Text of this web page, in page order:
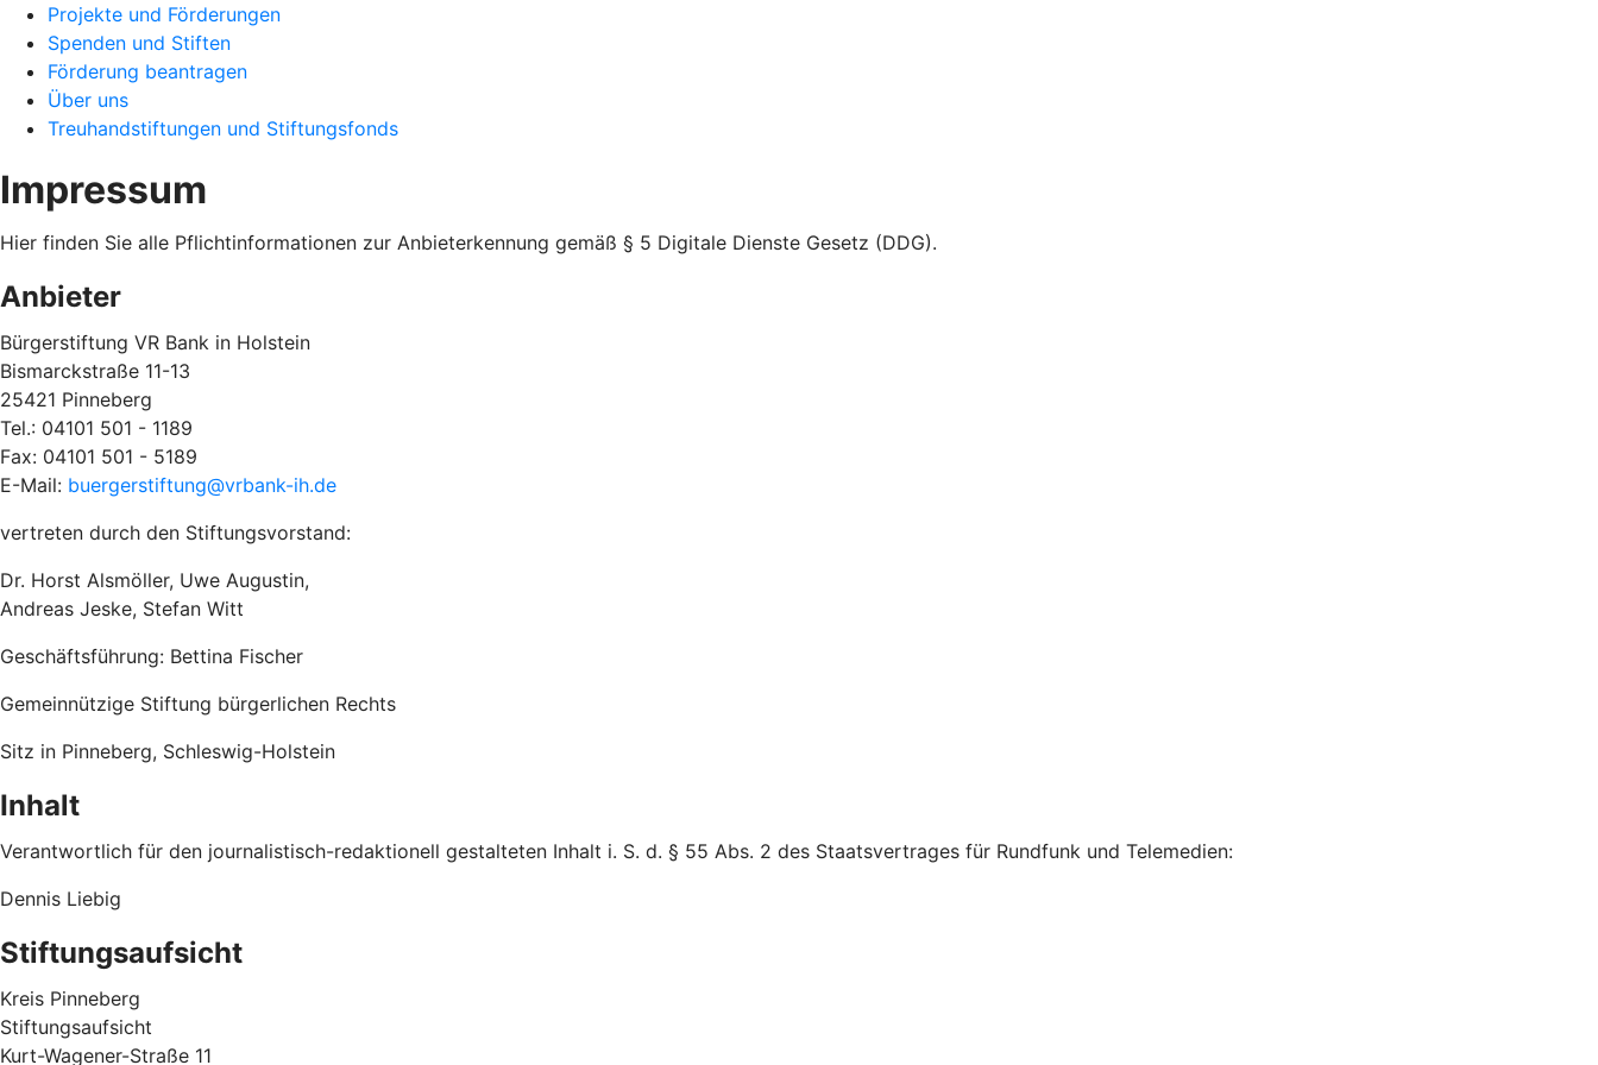
Projekte und Förderungen
Spenden und Stiften
Förderung beantragen
Über uns
Treuhandstiftungen und Stiftungsfonds
Impressum
Hier finden Sie alle Pflichtinformationen zur Anbieterkennung gemäß § 5 Digitale Dienste Gesetz (DDG).
Anbieter
Bürgerstiftung VR Bank in Holstein
Bismarckstraße 11-13
25421 Pinneberg
Tel.: 04101 501 - 1189
Fax: 04101 501 - 5189
E-Mail: buergerstiftung@vrbank-ih.de
vertreten durch den Stiftungsvorstand:
Dr. Horst Alsmöller, Uwe Augustin,
Andreas Jeske, Stefan Witt
Geschäftsführung: Bettina Fischer
Gemeinnützige Stiftung bürgerlichen Rechts
Sitz in Pinneberg, Schleswig-Holstein
Inhalt
Verantwortlich für den journalistisch-redaktionell gestalteten Inhalt i. S. d. § 55 Abs. 2 des Staatsvertrages für Rundfunk und Telemedien:
Dennis Liebig
Stiftungsaufsicht
Kreis Pinneberg
Stiftungsaufsicht
Kurt-Wagener-Straße 11